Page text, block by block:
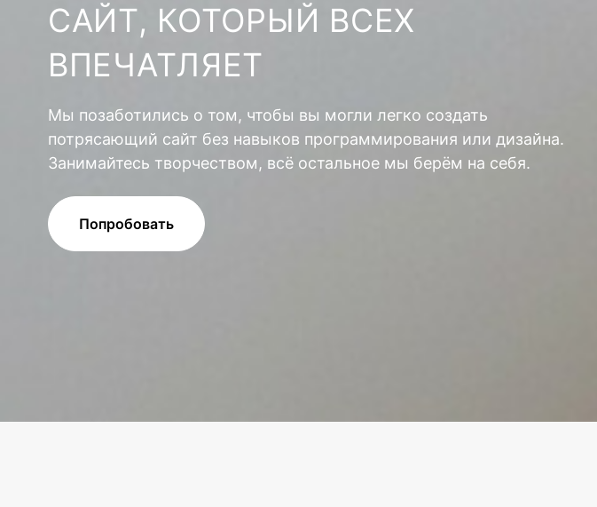
САЙТ, КОТОРЫЙ ВСЕХ
ВПЕЧАТЛЯЕТ
Мы позаботились о том, чтобы вы могли легко создать
потрясающий сайт без навыков программирования или дизайна.
Занимайтесь творчеством, всё остальное мы берём на себя.
Попробовать